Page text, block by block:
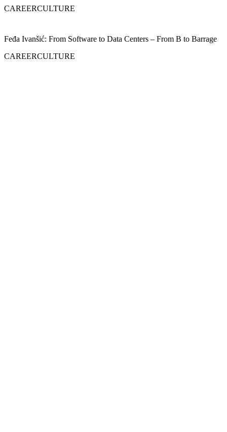
CAREERCULTURE
Feđa Ivanšić: From Software to Data Centers – From B to Barrage
CAREERCULTURE